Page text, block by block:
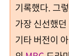
기록했다. 그
가장 신선했
기타 버전이